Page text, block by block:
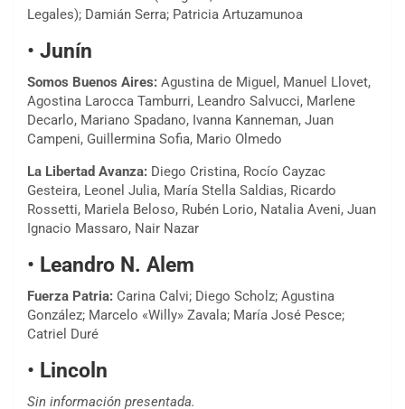
Legales); Damián Serra; Patricia Artuzamunoa
• Junín
Somos Buenos Aires: Agustina de Miguel, Manuel Llovet,
Agostina Larocca Tamburri, Leandro Salvucci, Marlene
Decarlo, Mariano Spadano, Ivanna Kanneman, Juan
Campeni, Guillermina Sofia, Mario Olmedo
La Libertad Avanza: Diego Cristina, Rocío Cayzac
Gesteira, Leonel Julia, María Stella Saldias, Ricardo
Rossetti, Mariela Beloso, Rubén Lorio, Natalia Aveni, Juan
Ignacio Massaro, Nair Nazar
• Leandro N. Alem
Fuerza Patria: Carina Calvi; Diego Scholz; Agustina
González; Marcelo «Willy» Zavala; María José Pesce;
Catriel Duré
• Lincoln
Sin información presentada.